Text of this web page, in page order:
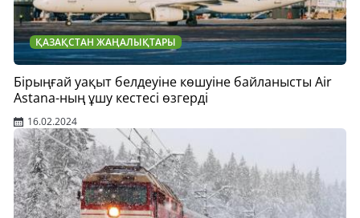
ҚАЗАҚСТАН ЖАҢАЛЫҚТАРЫ
Бірыңғай уақыт белдеуіне көшуіне байланысты Air
Astana-ның ұшу кестесі өзгерді
16.02.2024